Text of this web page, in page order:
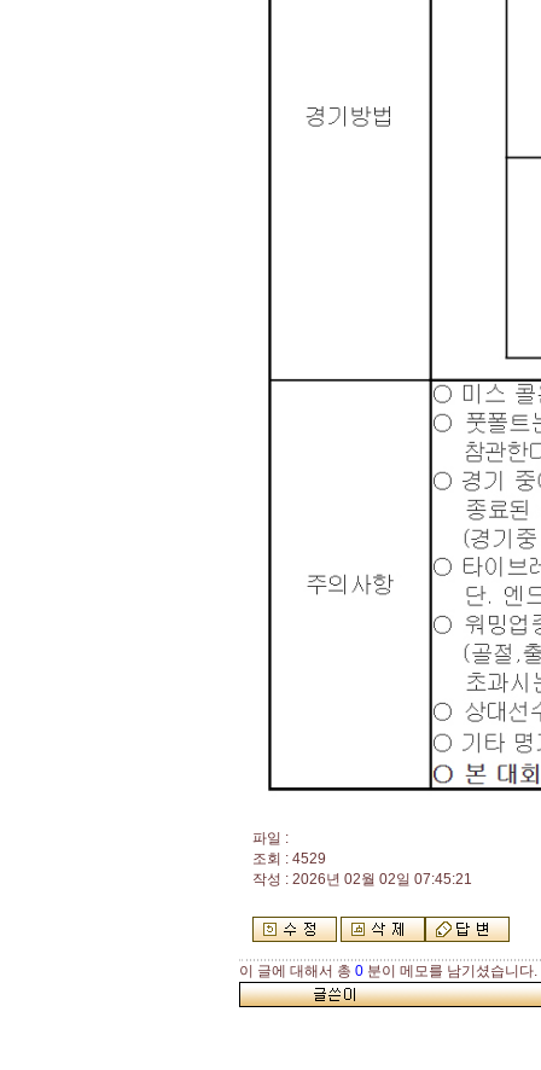
파일 :
조회 : 4529
작성 : 2026년 02월 02일 07:45:21
이 글에 대해서 총 0 분이 메모를 남기셨습니다.